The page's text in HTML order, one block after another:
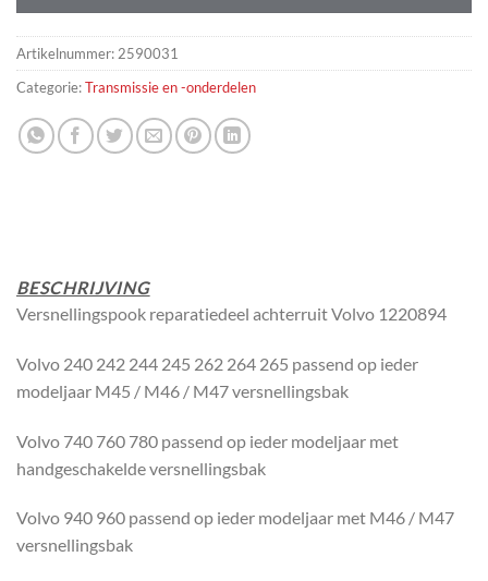
Artikelnummer: 2590031
Categorie:Transmissie en -onderdelen
BESCHRIJVING
Versnellingspook reparatiedeel achterruit Volvo 1220894
Volvo 240 242 244 245 262 264 265 passend op ieder
modeljaar M45 / M46 / M47 versnellingsbak
Volvo 740 760 780 passend op ieder modeljaar met
handgeschakelde versnellingsbak
Volvo 940 960 passend op ieder modeljaar met M46 / M47
versnellingsbak